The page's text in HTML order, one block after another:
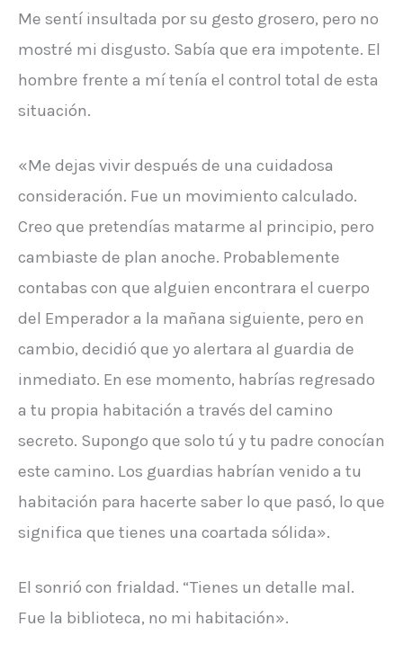
Me sentí insultada por su gesto grosero, pero no
mostré mi disgusto. Sabía que era impotente. El
hombre frente a mí tenía el control total de esta
situación.
«Me dejas vivir después de una cuidadosa
consideración. Fue un movimiento calculado.
Creo que pretendías matarme al principio, pero
cambiaste de plan anoche. Probablemente
contabas con que alguien encontrara el cuerpo
del Emperador a la mañana siguiente, pero en
cambio, decidió que yo alertara al guardia de
inmediato. En ese momento, habrías regresado
a tu propia habitación a través del camino
secreto. Supongo que solo tú y tu padre conocían
este camino. Los guardias habrían venido a tu
habitación para hacerte saber lo que pasó, lo que
significa que tienes una coartada sólida».
El sonrió con frialdad. “Tienes un detalle mal.
Fue la biblioteca, no mi habitación».